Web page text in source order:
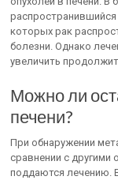
которых рак
болезни. Однако
увеличить
Можно ли
печени?
При обнаружении
сравнении с другими
поддаются лечению.